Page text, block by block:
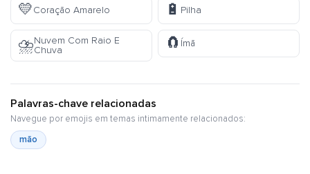
💛Coração Amarelo 🔋 Pilha
⛈️Nuvem Com Raio E
Chuva
🧲 Ímã
Palavras-chave relacionadas
Navegue por emojis em temas intimamente relacionados:
mão